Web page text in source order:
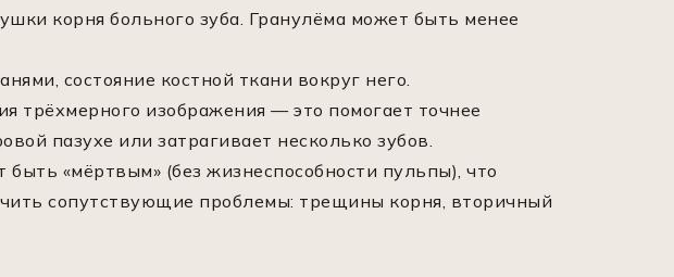
корня больного зуба. Гранулёма может быть менее
состояние костной ткани вокруг него.
трёхмерного изображения — это помогает точнее
пазухе или затрагивает несколько зубов.
«мёртвым» (без жизнеспособности пульпы), что
сопутствующие проблемы: трещины корня, вторичный